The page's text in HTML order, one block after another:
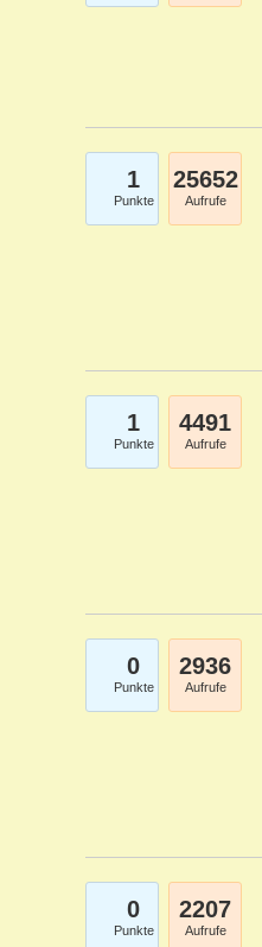
1
Punkte
25652
Aufrufe
1
Punkte
4491
Aufrufe
0
Punkte
2936
Aufrufe
0
Punkte
2207
Aufrufe